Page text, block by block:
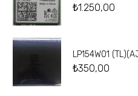
₺1.250,00
LP154W01
₺350,00